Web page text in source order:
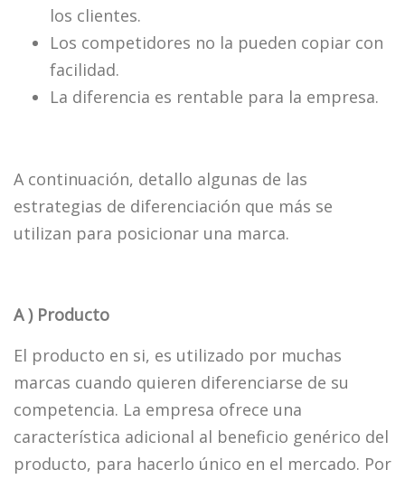
los clientes.
Los competidores no la pueden copiar con
facilidad.
La diferencia es rentable para la empresa.
A continuación, detallo algunas de las
estrategias de diferenciación que más se
utilizan para posicionar una marca.
A ) Producto
El producto en si, es utilizado por muchas
marcas cuando quieren diferenciarse de su
competencia. La empresa ofrece una
característica adicional al beneficio genérico del
producto, para hacerlo único en el mercado. Por